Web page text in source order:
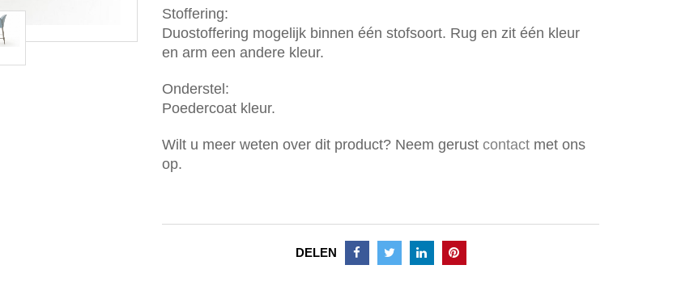
Stoffering:
Duostoffering mogelijk binnen één stofsoort. Rug en zit één kleur
en arm een andere kleur.
Onderstel:
Poedercoat kleur.
Wilt u meer weten over dit product? Neem gerust contact met ons
op.
DELEN